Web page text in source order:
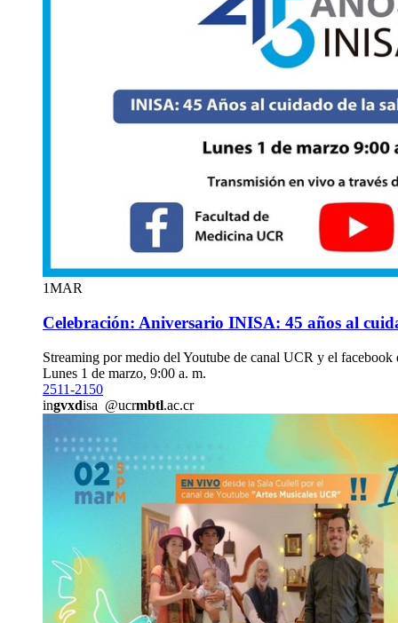
1MAR
Celebración: Aniversario INISA: 45 años al
Streaming por medio del Youtube de canal UCR y el
Lunes 1 de marzo, 9:00 a. m.
2511-2150
ingvxdisa @ucrmbtl.ac.cr